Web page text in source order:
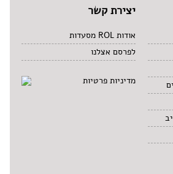
יצירת קשר
אודות ROL מסעדות
לפרסם אצלנו
מדיניות פרטיות